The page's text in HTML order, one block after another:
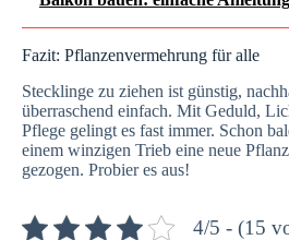
Fazit: Pflanzenvermehrung für alle
Stecklinge zu ziehen ist günstig,
überraschend einfach. Mit Geduld,
Pflege gelingt es fast immer. Schon
einem winzigen Trieb eine neue
gezogen. Probier es aus!
4/5 - (15